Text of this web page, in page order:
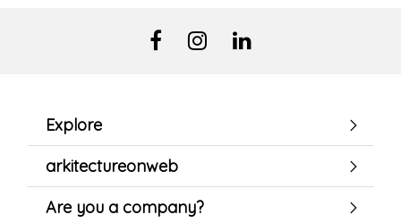
Explore
arkitectureonweb
Are you a company?